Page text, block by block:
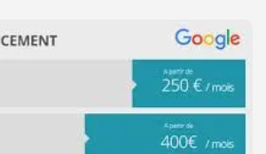
RÉFÉRENCEMENT